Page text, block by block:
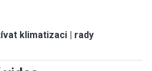
klimatizaci | rady